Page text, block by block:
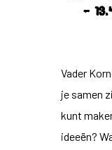
–
Vader
je samen
kunt
ideeën?